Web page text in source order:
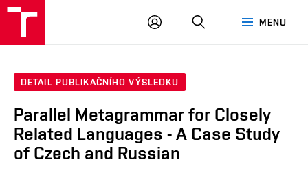
MENU
PŘIHLÁSIT
DETAIL PUBLIKAČNÍHO VÝSLEDKU
Parallel Metagrammar for Closely
Related Languages - A Case Study
of Czech and Russian